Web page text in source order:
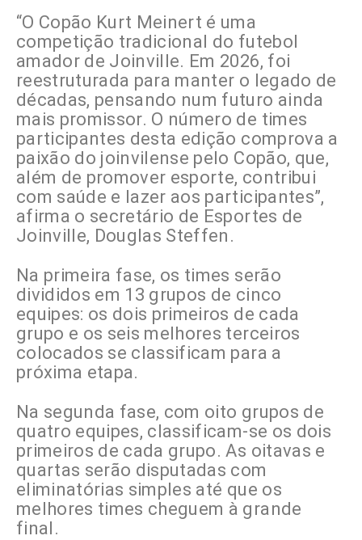
“O Copão Kurt Meinert é uma
competição tradicional do futebol
amador de Joinville. Em 2026, foi
reestruturada para manter o legado de
décadas, pensando num futuro ainda
mais promissor. O número de times
participantes desta edição comprova a
paixão do joinvilense pelo Copão, que,
além de promover esporte, contribui
com saúde e lazer aos participantes”,
afirma o secretário de Esportes de
Joinville, Douglas Steffen.
Na primeira fase, os times serão
divididos em 13 grupos de cinco
equipes: os dois primeiros de cada
grupo e os seis melhores terceiros
colocados se classificam para a
próxima etapa.
Na segunda fase, com oito grupos de
quatro equipes, classificam-se os dois
primeiros de cada grupo. As oitavas e
quartas serão disputadas com
eliminatórias simples até que os
melhores times cheguem à grande
final.